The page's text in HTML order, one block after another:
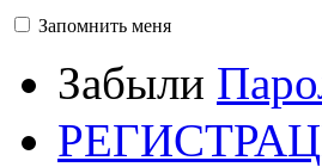
Запомнить меня
Забыли